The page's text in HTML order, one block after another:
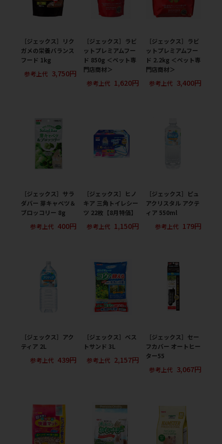
［ジェックス］リク
ガメの栄養バランス
フード 1kg
参考上代 3,750円
［ジェックス］ラビ
ットプレミアムフー
ド 850g ＜ペット専
門店商材＞
参考上代 1,620円
［ジェックス］ラビ
ットプレミアムフー
ド 2.2kg ＜ペット専
門店商材＞
参考上代 3,400円
［ジェックス］サラ
ダバー 芽キャベツ＆
ブロッコリー 8g
参考上代 400円
［ジェックス］ヒノ
キア 三角トイレシー
ツ 22枚【8月特価】
参考上代 1,150円
［ジェックス］ピュ
アクリスタル アクテ
ィア 550ml
参考上代 179円
［ジェックス］アク
ティア 2L
参考上代 439円
［ジェックス］ベス
トサンド 3L
参考上代 2,157円
［ジェックス］セー
フカバー オートヒー
ター55
参考上代 3,067円